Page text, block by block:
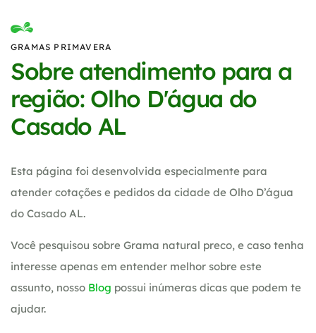
GRAMAS PRIMAVERA
Sobre atendimento para a
região: Olho D'água do
Casado AL
Esta página foi desenvolvida especialmente para
atender cotações e pedidos da cidade de Olho D’água
do Casado AL.
Você pesquisou sobre Grama natural preco, e caso tenha
interesse apenas em entender melhor sobre este
assunto, nosso Blog possui inúmeras dicas que podem te
ajudar.